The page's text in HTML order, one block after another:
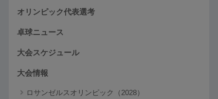
オリンピック代表選考
卓球ニュース
大会スケジュール
大会情報
ロサンゼルスオリンピック（2028）